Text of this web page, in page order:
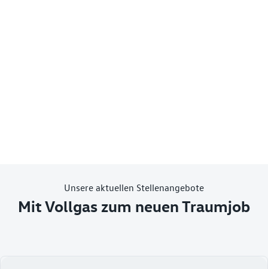
Unsere aktuellen Stellenangebote
Mit Vollgas zum neuen Traumjob